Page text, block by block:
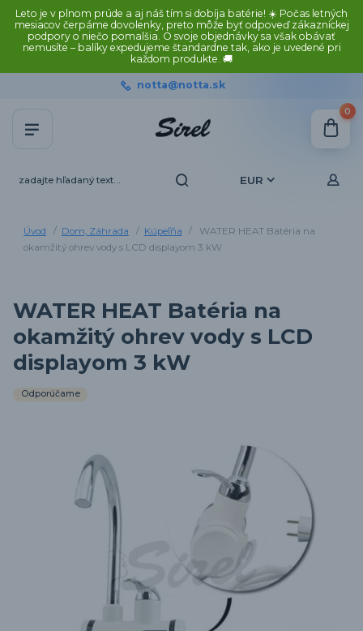
Leto je v plnom prúde a aj náš tím si dobíja batérie! ☀️ Počas letných
mesiacov čerpáme dovolenky, preto môže byť odpoveď zákazníckej
podpory o niečo pomalšia. O svoje objednávky sa však obávať
nemusíte – balíky expedujeme štandardne tak, ako je uvedené pri
každom produkte. 🚚
EUR
notta@notta.sk
0
Úvod Dom, Záhrada Kúpeľňa
WATER HEAT Batéria na
okamžitý ohrev vody s LCD displayom 3 kW
WATER HEAT Batéria na
okamžitý ohrev vody s LCD
displayom 3 kW
Odporúčame